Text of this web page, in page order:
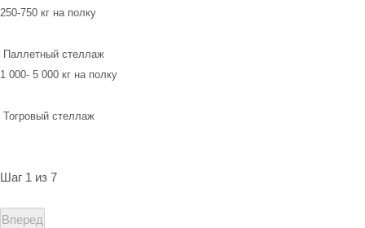
250-750 кг на полку
Паллетный стеллаж
1 000- 5 000 кг на полку
Тогровый стеллаж
Шаг 1 из 7
Вперед